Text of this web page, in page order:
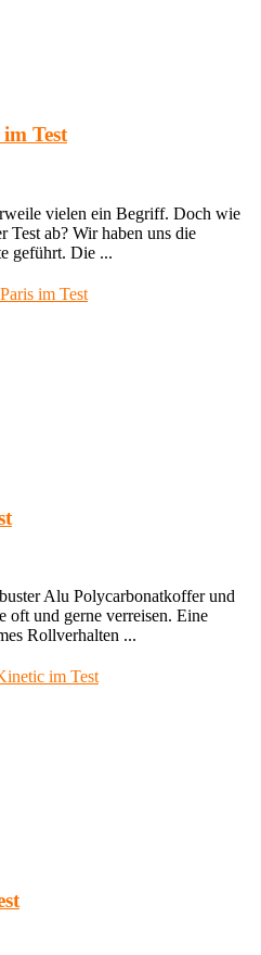
Test
vielen ein Begriff. Doch wie
Test ab? Wir haben uns die
geführt. Die ...
Alu Polycarbonatkoffer und
oft und gerne verreisen. Eine
Rollverhalten ...